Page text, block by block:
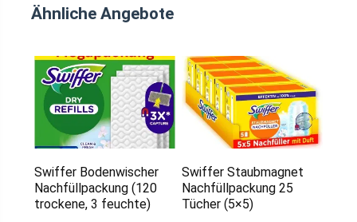
Ähnliche Angebote
Swiffer Bodenwischer
Nachfüllpackung (120
trockene, 3 feuchte)
Swiffer Staubmagnet
Nachfüllpackung 25
Tücher (5×5)